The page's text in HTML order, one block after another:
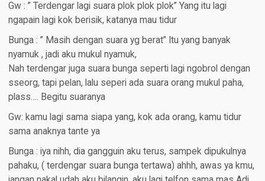
Gw : ” Terdengar lagi suara plok plok plok” Yang itu lagi
ngapain lagi kok berisik, katanya mau tidur
Bunga : ” Masih dengan suara yg berat” Itu yang banyak
nyamuk , jadi aku mukul nyamuk,
Nah terdengar juga suara bunga seperti lagi ngobrol dengan
sseorg, tapi pelan, lalu seperi ada suara orang mukul paha,
plass…. Begitu suaranya
Gw: kamu lagi sama siapa yang, kok ada orang, kamu tidur
sama anaknya tante ya
Bunga : iya nihh, dia gangguin aku terus, sampek dipukulnya
pahaku, ( terdengar suara bunga tertawa) ahhh, awas ya kmu,